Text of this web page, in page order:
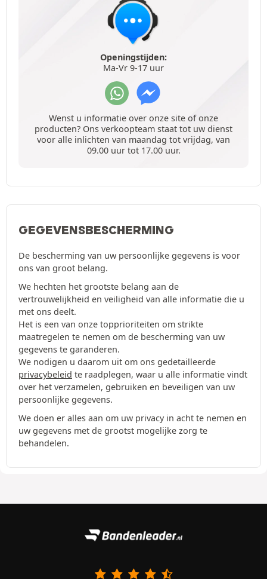
Openingstijden:
Ma-Vr 9-17 uur
Wenst u informatie over onze site of onze
producten? Ons verkoopteam staat tot uw dienst
voor alle inlichten van maandag tot vrijdag, van
09.00 uur tot 17.00 uur.
GEGEVENSBESCHERMING
De bescherming van uw persoonlijke gegevens is voor
ons van groot belang.
We hechten het grootste belang aan de
vertrouwelijkheid en veiligheid van alle informatie die u
met ons deelt.
Het is een van onze topprioriteiten om strikte
maatregelen te nemen om de bescherming van uw
gegevens te garanderen.
We nodigen u daarom uit om ons gedetailleerde
privacybeleid te raadplegen, waar u alle informatie vindt
over het verzamelen, gebruiken en beveiligen van uw
persoonlijke gegevens.
We doen er alles aan om uw privacy in acht te nemen en
uw gegevens met de grootst mogelijke zorg te
behandelen.